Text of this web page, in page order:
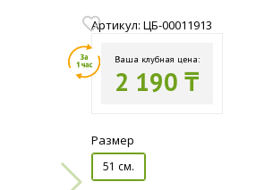
Артикул: ЦБ-00011913
Ваша клубная цена:
2 190 ₸
Размер
51 см.